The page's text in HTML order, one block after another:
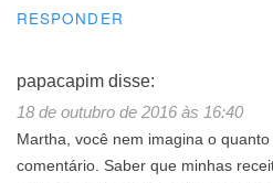
RESPONDER
papacapim disse:
18 de outubro de 2016 às 16:40
Martha, você nem imagina o
comentário. Saber que minhas